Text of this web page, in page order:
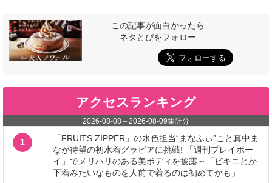
この記事が面白かったら
ネタとぴをフォロー
アクセスランキング
2026-08-08 ～2026-08-09集計分
1
「FRUITS ZIPPER」の水色担当“まなふぃ”こと真中ま
なが待望の初水着グラビアに挑戦! 「週刊プレイボー
イ」でメリハリのある美ボディを披露～「ビキニとか
下着みたいなものを人前で着るのは初めてかも」